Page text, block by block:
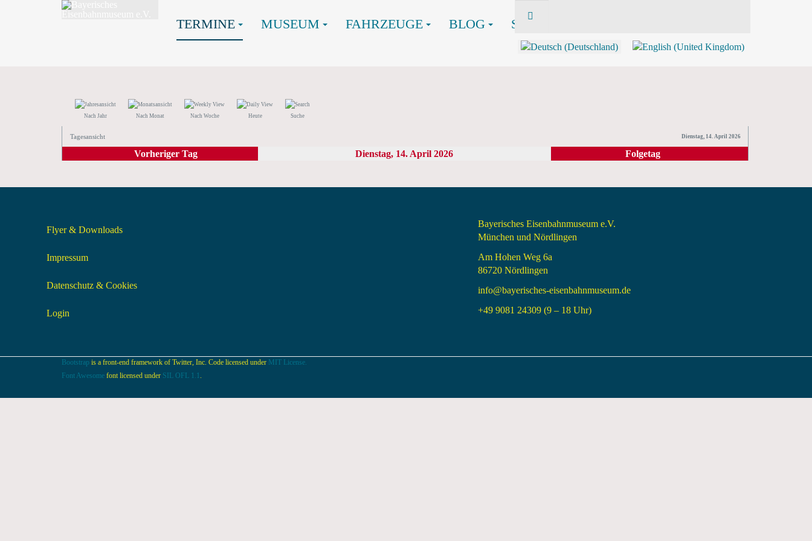
TERMINE MUSEUM FAHRZEUGE BLOG SHOP
Nach Jahr Nach Monat Nach Woche Heute Suche
Tagesansicht Dienstag, 14. April 2026
Vorheriger Tag Dienstag, 14. April 2026 Folgetag
Flyer & Downloads
Impressum
Datenschutz & Cookies
Login
Bayerisches Eisenbahnmuseum e.V.
München und Nördlingen
Am Hohen Weg 6a
86720 Nördlingen
info@bayerisches-eisenbahnmuseum.de
+49 9081 24309 (9 – 18 Uhr)
Bootstrap is a front-end framework of Twitter, Inc. Code licensed under MIT License.
Font Awesome font licensed under SIL OFL 1.1 .